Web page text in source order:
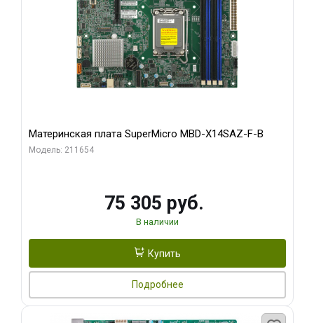
Материнская плата SuperMicro MBD-X14SAZ-F-B
Модель: 211654
75 305 руб.
В наличии
Купить
Подробнее